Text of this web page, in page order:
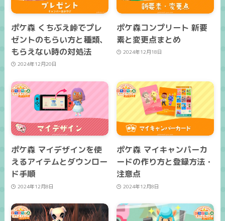
ポケ森 くちぶえ峠でプレ
ゼントのもらい方と種類、
もらえない時の対処法
2024年12月20日
ポケ森コンプリート 新要
素と変更点まとめ
2024年12月18日
ポケ森 マイデザインを使
えるアイテムとダウンロー
ド手順
2024年12月8日
ポケ森 マイキャンパーカ
ードの作り方と登録方法・
注意点
2024年12月8日